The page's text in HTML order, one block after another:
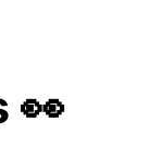
👀